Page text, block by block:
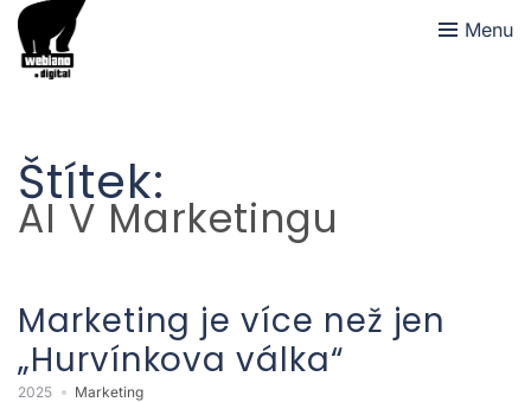
Menu
Štítek:
AI V Marketingu
Marketing je více než jen
„Hurvínkova válka“
2025 Marketing